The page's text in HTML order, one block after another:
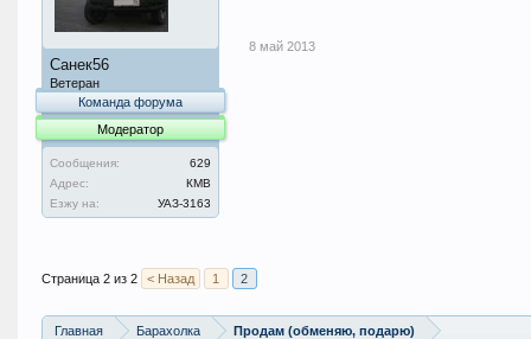
Санек56
Ветеран
Команда форума
Модератор
Сообщения:
629
Адрес:
КМВ
Езжу на:
УАЗ-3163
8 май 2013
Страница 2 из 2 < Назад 1 2
Главная Барахолка Продам (обменяю, подарю)